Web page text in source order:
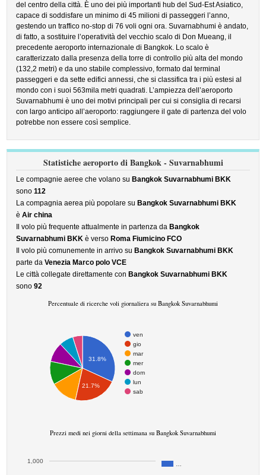
del centro della città. È uno dei più importanti hub del Sud-Est Asiatico,
capace di soddisfare un minimo di 45 milioni di passeggeri l’anno,
gestendo un traffico no-stop di 76 voli ogni ora. Suvarnabhumi è andato,
di fatto, a sostituire l’operatività del vecchio scalo di Don Mueang, il
precedente aeroporto internazionale di Bangkok. Lo scalo è
caratterizzato dalla presenza della torre di controllo più alta del mondo
(132,2 metri) e da uno stabile complessivo, formato dal terminal
passeggeri e da sette edifici annessi, che si classifica tra i più estesi al
mondo con i suoi 563mila metri quadrati. L’ampiezza dell’aeroporto
Suvarnabhumi è uno dei motivi principali per cui si consiglia di recarsi
con largo anticipo all’aeroporto: raggiungere il gate di partenza del volo
potrebbe non essere così semplice.
Statistiche aeroporto di Bangkok - Suvarnabhumi
Le compagnie aeree che volano su Bangkok Suvarnabhumi BKK
sono112
La compagnia aerea più popolare su Bangkok Suvarnabhumi BKK
èAir china
Il volo più frequente attualmente in partenza da Bangkok
Suvarnabhumi BKK è verso Roma Fiumicino FCO
Il volo più comunemente in arrivo su Bangkok Suvarnabhumi BKK
parte daVenezia Marco polo VCE
Le città collegate direttamente con Bangkok Suvarnabhumi BKK
sono92
Percentuale di ricerche voli giornaliera su Bangkok Suvarnabhumi
ven
gio
mar
mer
dom
lun
sab
31.8%
21.7%
Prezzi medi nei giorni della settimana su Bangkok Suvarnabhumi
1,000